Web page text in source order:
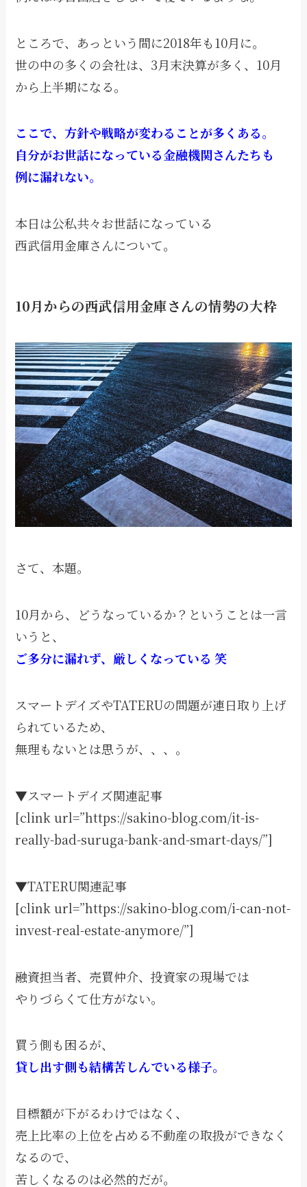
ところで、あっという間に2018年も10月に。
世の中の多くの会社は、3月末決算が多く、10月
から上半期になる。
ここで、方針や戦略が変わることが多くある。
自分がお世話になっている金融機関さんたちも
例に漏れない。
本日は公私共々お世話になっている
西武信用金庫さんについて。
10月からの西武信用金庫さんの情勢の大枠
さて、本題。
10月から、どうなっているか？ということは一言
いうと、
ご多分に漏れず、厳しくなっている 笑
スマートデイズやTATERUの問題が連日取り上げ
られているため、
無理もないとは思うが、、、。
▼スマートデイズ関連記事
[clink url=”https://sakino-blog.com/it-is-
really-bad-suruga-bank-and-smart-days/”]
▼TATERU関連記事
[clink url=”https://sakino-blog.com/i-can-not-
invest-real-estate-anymore/”]
融資担当者、売買仲介、投資家の現場では
やりづらくて仕方がない。
買う側も困るが、
貸し出す側も結構苦しんでいる様子。
目標額が下がるわけではなく、
売上比率の上位を占める不動産の取扱ができなく
なるので、
苦しくなるのは必然的だが。